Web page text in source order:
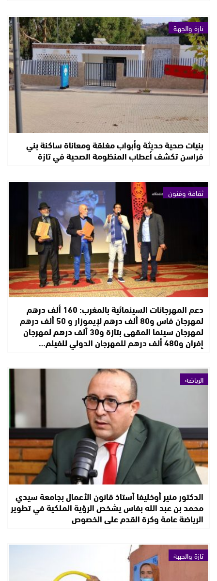
تازة والجهة
بنيات صحية حديثة وأبواب مغلقة ومعاناة ساكنة بني
فراسن تكشف أعطاب المنظومة الصحية في تازة
ثقافة وفنون
دعم المهرجانات السينمائية بالمغرب: 160 ألف درهم
لمهرجان فاس و80 ألف درهم لإيموزار و 50 ألف درهم
لمهرجان سينما المقهى بتازة و30 ألف درهم لمهرجان
إفران و480 ألف درهم للمهرجان الدولي للفيلم…
الرياضة
الدكتور منير أوخليفا أستاذ قانون الأعمال بجامعة سيدي
محمد بن عبد الله بفاس يشخص الرؤية الملكية في تطوير
الرياضة عامة وكرة القدم على الخصوص
تازة والجهة